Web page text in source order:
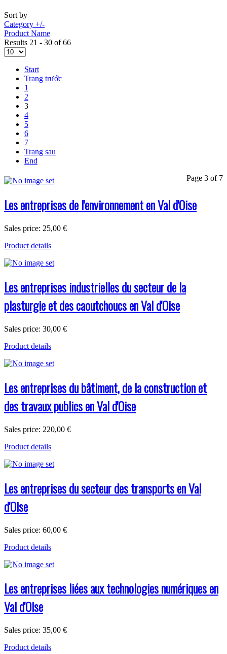
Sort by
Category +/-
Product Name
Results 21 - 30 of 66
Start
Trang trước
1
2
3
4
5
6
7
Trang sau
End
Page 3 of 7
Les entreprises de l'environnement en Val d'Oise
Sales price: 25,00 €
Product details
Les entreprises industrielles du secteur de la
plasturgie et des caoutchoucs en Val d'Oise
Sales price: 30,00 €
Product details
Les entreprises du bâtiment, de la construction et
des travaux publics en Val d'Oise
Sales price: 220,00 €
Product details
Les entreprises du secteur des transports en Val
d'Oise
Sales price: 60,00 €
Product details
Les entreprises liées aux technologies numériques en
Val d'Oise
Sales price: 35,00 €
Product details